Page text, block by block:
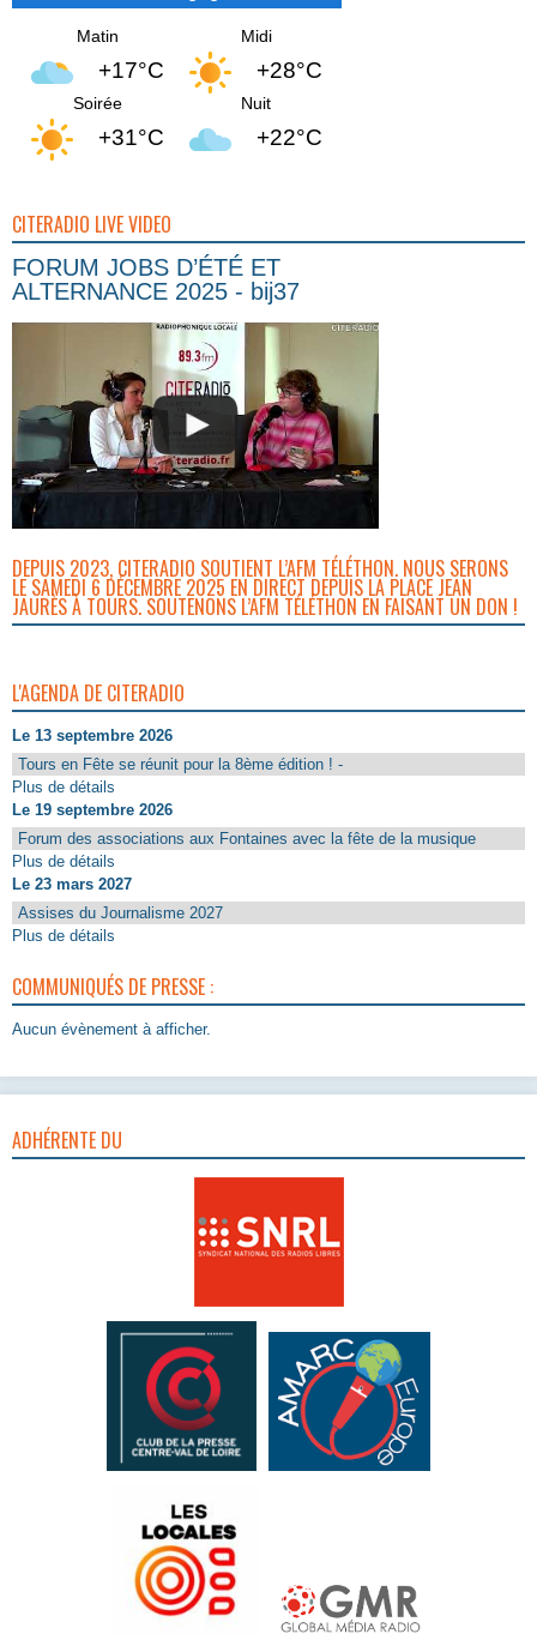
Matin
+17°C
Midi
+28°C
Soirée
+31°C
Nuit
+22°C
CITERADIO LIVE VIDEO
FORUM JOBS D’ÉTÉ ET
ALTERNANCE 2025 - bij37
DEPUIS 2023, CITERADIO SOUTIENT L’AFM TÉLÉTHON. NOUS SERONS
LE SAMEDI 6 DÉCEMBRE 2025 EN DIRECT DEPUIS LA PLACE JEAN
JAURÈS À TOURS. SOUTENONS L’AFM TÉLÉTHON EN FAISANT UN DON !
L'AGENDA DE CITERADIO
Le 13 septembre 2026
Tours en Fête se réunit pour la 8ème édition ! -
Plus de détails
Le 19 septembre 2026
Forum des associations aux Fontaines avec la fête de la musique
Plus de détails
Le 23 mars 2027
Assises du Journalisme 2027
Plus de détails
COMMUNIQUÉS DE PRESSE :
Aucun évènement à afficher.
ADHÉRENTE DU